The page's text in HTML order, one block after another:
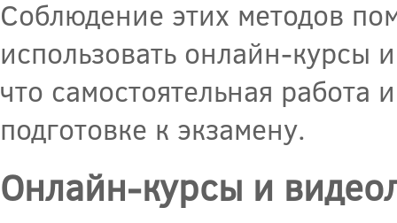
Соблюдение этих методов
использовать онлайн-курсы
что самостоятельная
подготовке к экзамену.
Онлайн-курсы и